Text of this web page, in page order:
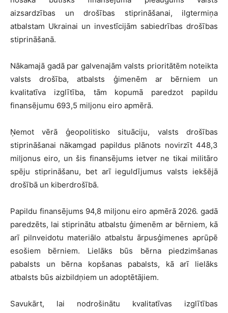
aizsardzības un drošības stiprināšanai, ilgtermiņa
atbalstam Ukrainai un investīcijām sabiedrības drošības
stiprināšanā.
Nākamajā gadā par galvenajām valsts prioritātēm noteikta
valsts drošība, atbalsts ģimenēm ar bērniem un
kvalitatīva izglītība, tām kopumā paredzot papildu
finansējumu 693,5 miljonu eiro apmērā.
Ņemot vērā ģeopolitisko situāciju, valsts drošības
stiprināšanai nākamgad papildus plānots novirzīt 448,3
miljonus eiro, un šis finansējums ietver ne tikai militāro
spēju stiprināšanu, bet arī ieguldījumus valsts iekšējā
drošībā un kiberdrošībā.
Papildu finansējums 94,8 miljonu eiro apmērā 2026. gadā
paredzēts, lai stiprinātu atbalstu ģimenēm ar bērniem, kā
arī pilnveidotu materiālo atbalstu ārpusģimenes aprūpē
esošiem bērniem. Lielāks būs bērna piedzimšanas
pabalsts un bērna kopšanas pabalsts, kā arī lielāks
atbalsts būs aizbildņiem un adoptētājiem.
Savukārt, lai nodrošinātu kvalitatīvas izglītības